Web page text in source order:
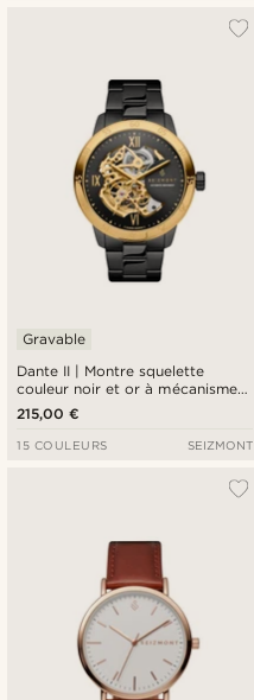
Dante II | Montre squelette
couleur noir et or à mécanisme
doré
Gravable
215,00 €
15 COULEURS SEIZMONT